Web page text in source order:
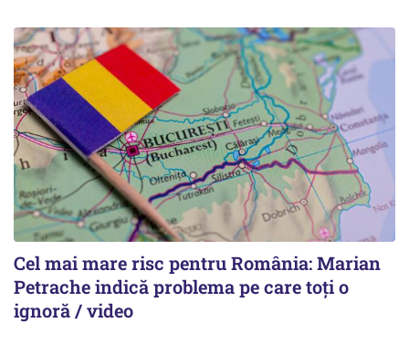
Cel mai mare risc pentru România: Marian
Petrache indică problema pe care toți o
ignoră / video